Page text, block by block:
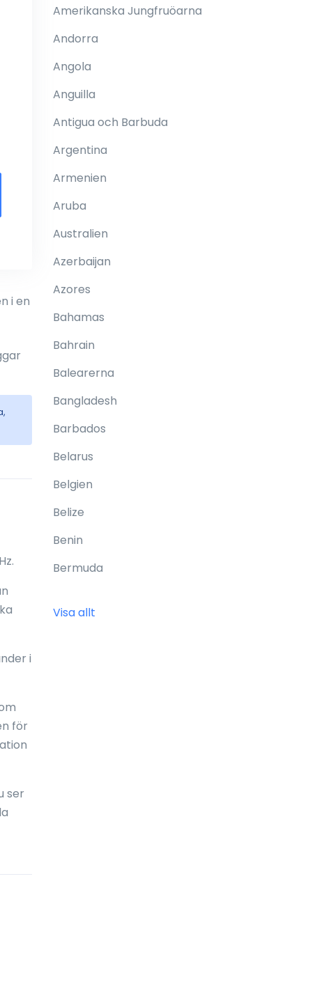
i en
i
för
ser
Amerikanska Jungfruöarna
Andorra
Angola
Anguilla
Antigua och Barbuda
Argentina
Armenien
Aruba
Australien
Azerbaijan
Azores
Bahamas
Bahrain
Balearerna
Bangladesh
Barbados
Belarus
Belgien
Belize
Benin
Bermuda
Visa allt